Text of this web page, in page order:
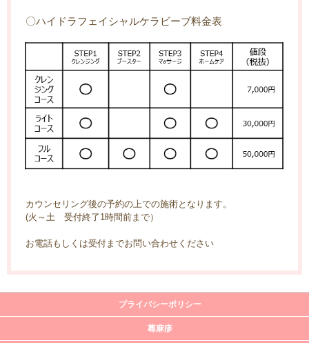
〇ハイドラフェイシャルケラビーブ料金表
カウンセリング後の予約の上での施術となります。
(火～土 受付終了1時間前まで）
お電話もしくは受付までお問い合わせください
プライバシーポリシー
蕁麻疹